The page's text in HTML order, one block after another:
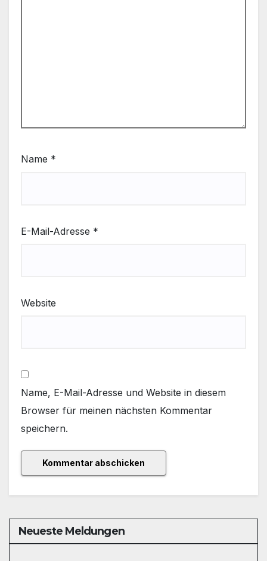
Name *
E-Mail-Adresse *
Website
Name, E-Mail-Adresse und Website in diesem
Browser für meinen nächsten Kommentar
speichern.
Neueste Meldungen